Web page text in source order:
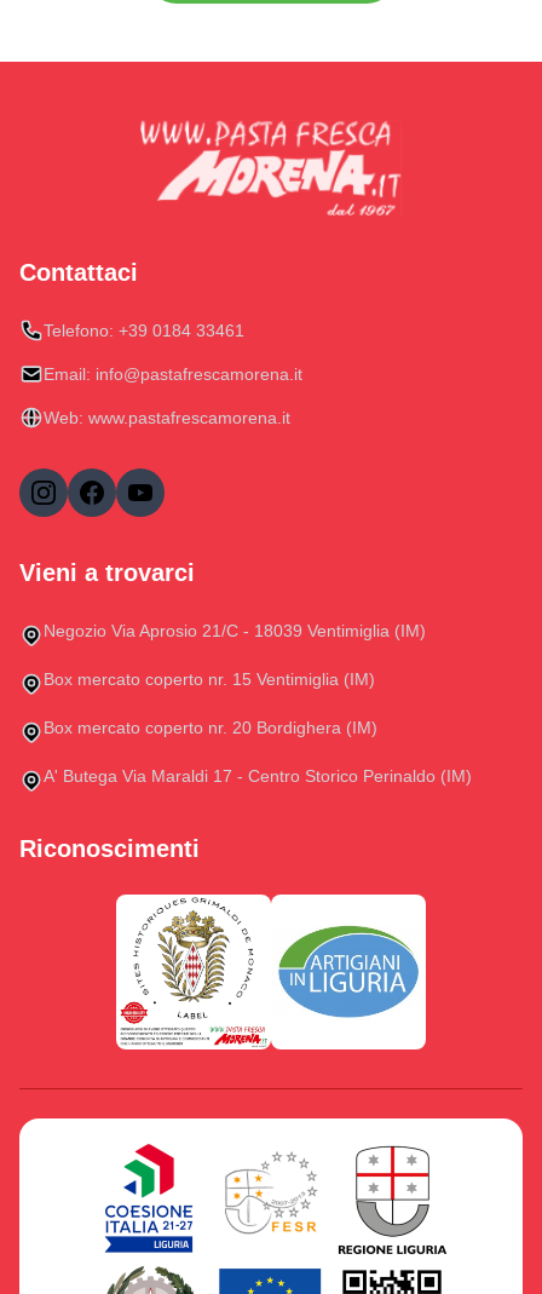
Contattaci
Telefono: +39 0184 33461
Email: info@pastafrescamorena.it
Web: www.pastafrescamorena.it
Vieni a trovarci
Negozio Via Aprosio 21/C - 18039 Ventimiglia (IM)
Box mercato coperto nr. 15 Ventimiglia (IM)
Box mercato coperto nr. 20 Bordighera (IM)
A' Butega Via Maraldi 17 - Centro Storico Perinaldo (IM)
Riconoscimenti